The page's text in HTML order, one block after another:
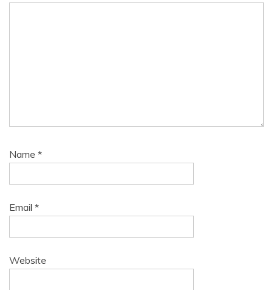
Name *
Email *
Website